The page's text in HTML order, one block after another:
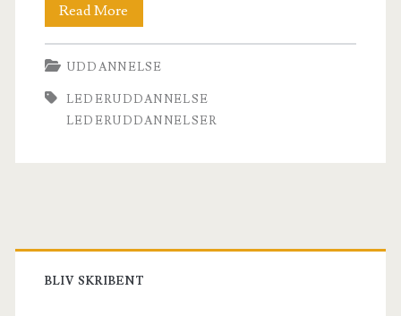
Read More
ledelse,
HR,
Organisationsudvikling
UDDANNELSE
LEDERUDDANNELSE
LEDERUDDANNELSER
Primary
Sidebar
BLIV SKRIBENT